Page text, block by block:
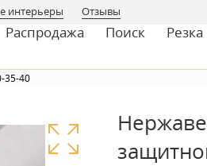
интерьеры Отзывы
Распродажа Поиск Резка
35-40